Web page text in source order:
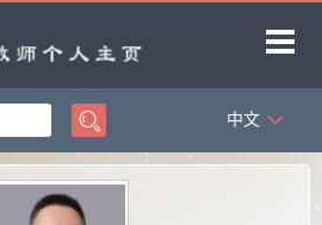
首页
科学研究
中文